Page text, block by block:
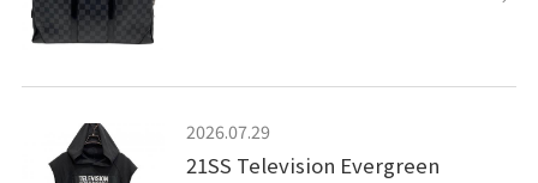
2026.07.29
21SS Television Evergreen